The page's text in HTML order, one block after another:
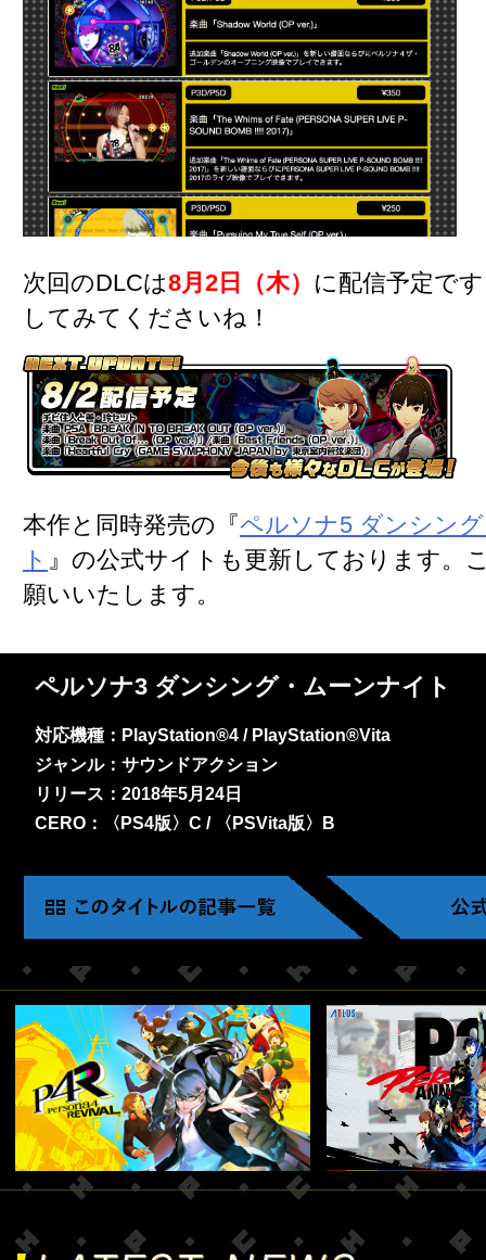
次回のDLCは8月2日（木） に配信予定で
してみてくださいね！
本作と同時発売の『ペルソナ5 ダンシン
ト 』の公式サイトも更新しております。
願いいたします。
ペルソナ3 ダンシング・ムーンナイト
対応機種：PlayStation®4 / PlayStation®Vita
ジャンル：サウンドアクション
リリース：2018年5月24日
CERO：〈PS4版〉C / 〈PSVita版〉B